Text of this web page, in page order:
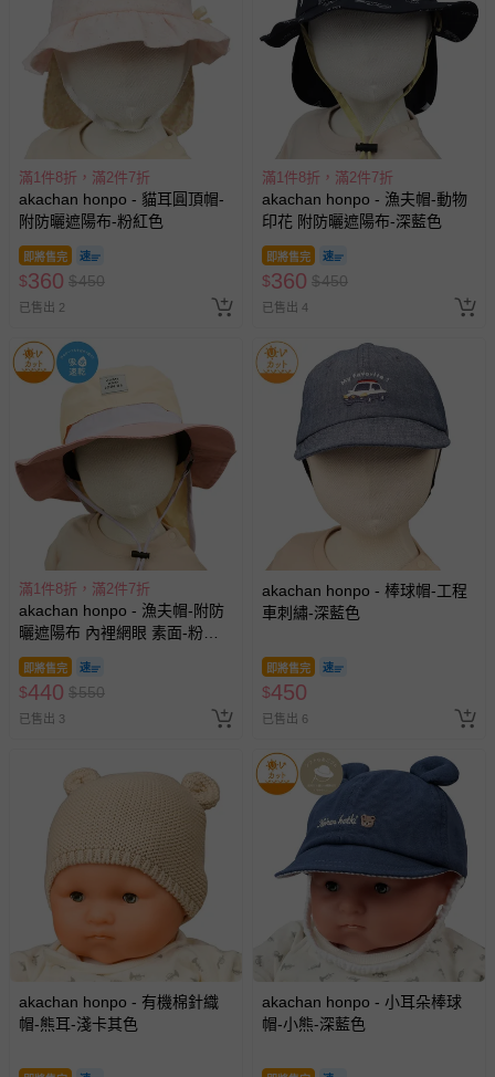
滿1件8折，滿2件7折
akachan honpo - 貓耳圓頂帽-
附防曬遮陽布-粉紅色
即將售完
$360 $450
已售出 2
滿1件8折，滿2件7折
akachan honpo - 漁夫帽-動物
印花 附防曬遮陽布-深藍色
即將售完
$360 $450
已售出 4
滿1件8折，滿2件7折
akachan honpo - 漁夫帽-附防
曬遮陽布 內裡網眼 素面-粉紅
色
即將售完
$440 $550
已售出 3
akachan honpo - 棒球帽-工程
車刺繡-深藍色
即將售完
$450
已售出 6
akachan honpo - 有機棉針織
帽-熊耳-淺卡其色
akachan honpo - 小耳朵棒球
帽-小熊-深藍色